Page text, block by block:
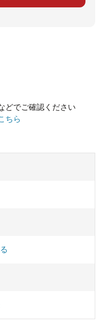
どでご確認ください
ちら